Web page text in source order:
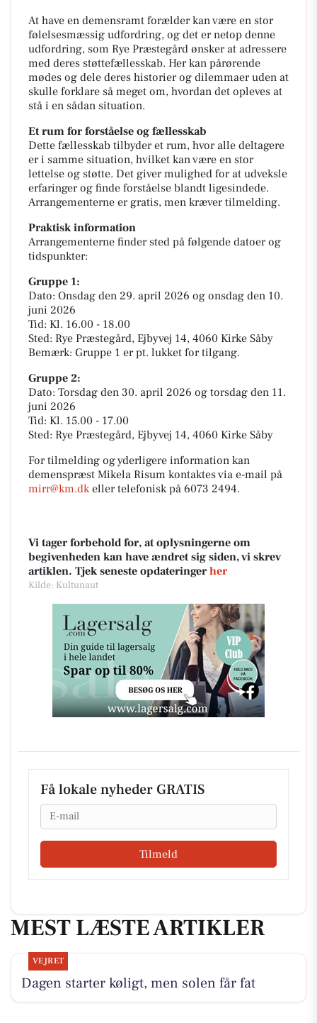
At have en demensramt forælder kan være en stor
følelsesmæssig udfordring, og det er netop denne
udfordring, som Rye Præstegård ønsker at adressere
med deres støttefællesskab. Her kan pårørende
mødes og dele deres historier og dilemmaer uden at
skulle forklare så meget om, hvordan det opleves at
stå i en sådan situation.
Et rum for forståelse og fællesskab
Dette fællesskab tilbyder et rum, hvor alle deltagere
er i samme situation, hvilket kan være en stor
lettelse og støtte. Det giver mulighed for at udveksle
erfaringer og finde forståelse blandt ligesindede.
Arrangementerne er gratis, men kræver tilmelding.
Praktisk information
Arrangementerne finder sted på følgende datoer og
tidspunkter:
Gruppe 1:
Dato: Onsdag den 29. april 2026 og onsdag den 10.
juni 2026
Tid: Kl. 16.00 - 18.00
Sted: Rye Præstegård, Ejbyvej 14, 4060 Kirke Såby
Bemærk: Gruppe 1 er pt. lukket for tilgang.
Gruppe 2:
Dato: Torsdag den 30. april 2026 og torsdag den 11.
juni 2026
Tid: Kl. 15.00 - 17.00
Sted: Rye Præstegård, Ejbyvej 14, 4060 Kirke Såby
For tilmelding og yderligere information kan
demenspræst Mikela Risum kontaktes via e-mail på
mirr@km.dkeller telefonisk på 6073 2494.
Vi tager forbehold for, at oplysningerne om
begivenheden kan have ændret sig siden, vi skrev
artiklen. Tjek seneste opdateringer her
Kilde: Kultunaut
Få lokale nyheder GRATIS
Email
Tilmeld
MEST LÆSTE ARTIKLER
VEJRET
Dagen starter køligt, men solen får fat